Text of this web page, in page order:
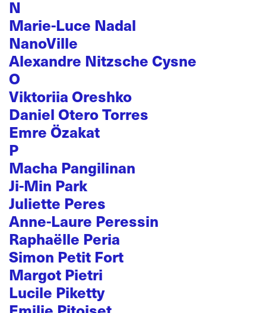
N
Marie-Luce Nadal
NanoVille
Alexandre Nitzsche Cysne
O
Viktoriia Oreshko
Daniel Otero Torres
Emre Özakat
P
Macha Pangilinan
Ji-Min Park
Juliette Peres
Anne-Laure Peressin
Raphaëlle Peria
Simon Petit Fort
Margot Pietri
Lucile Piketty